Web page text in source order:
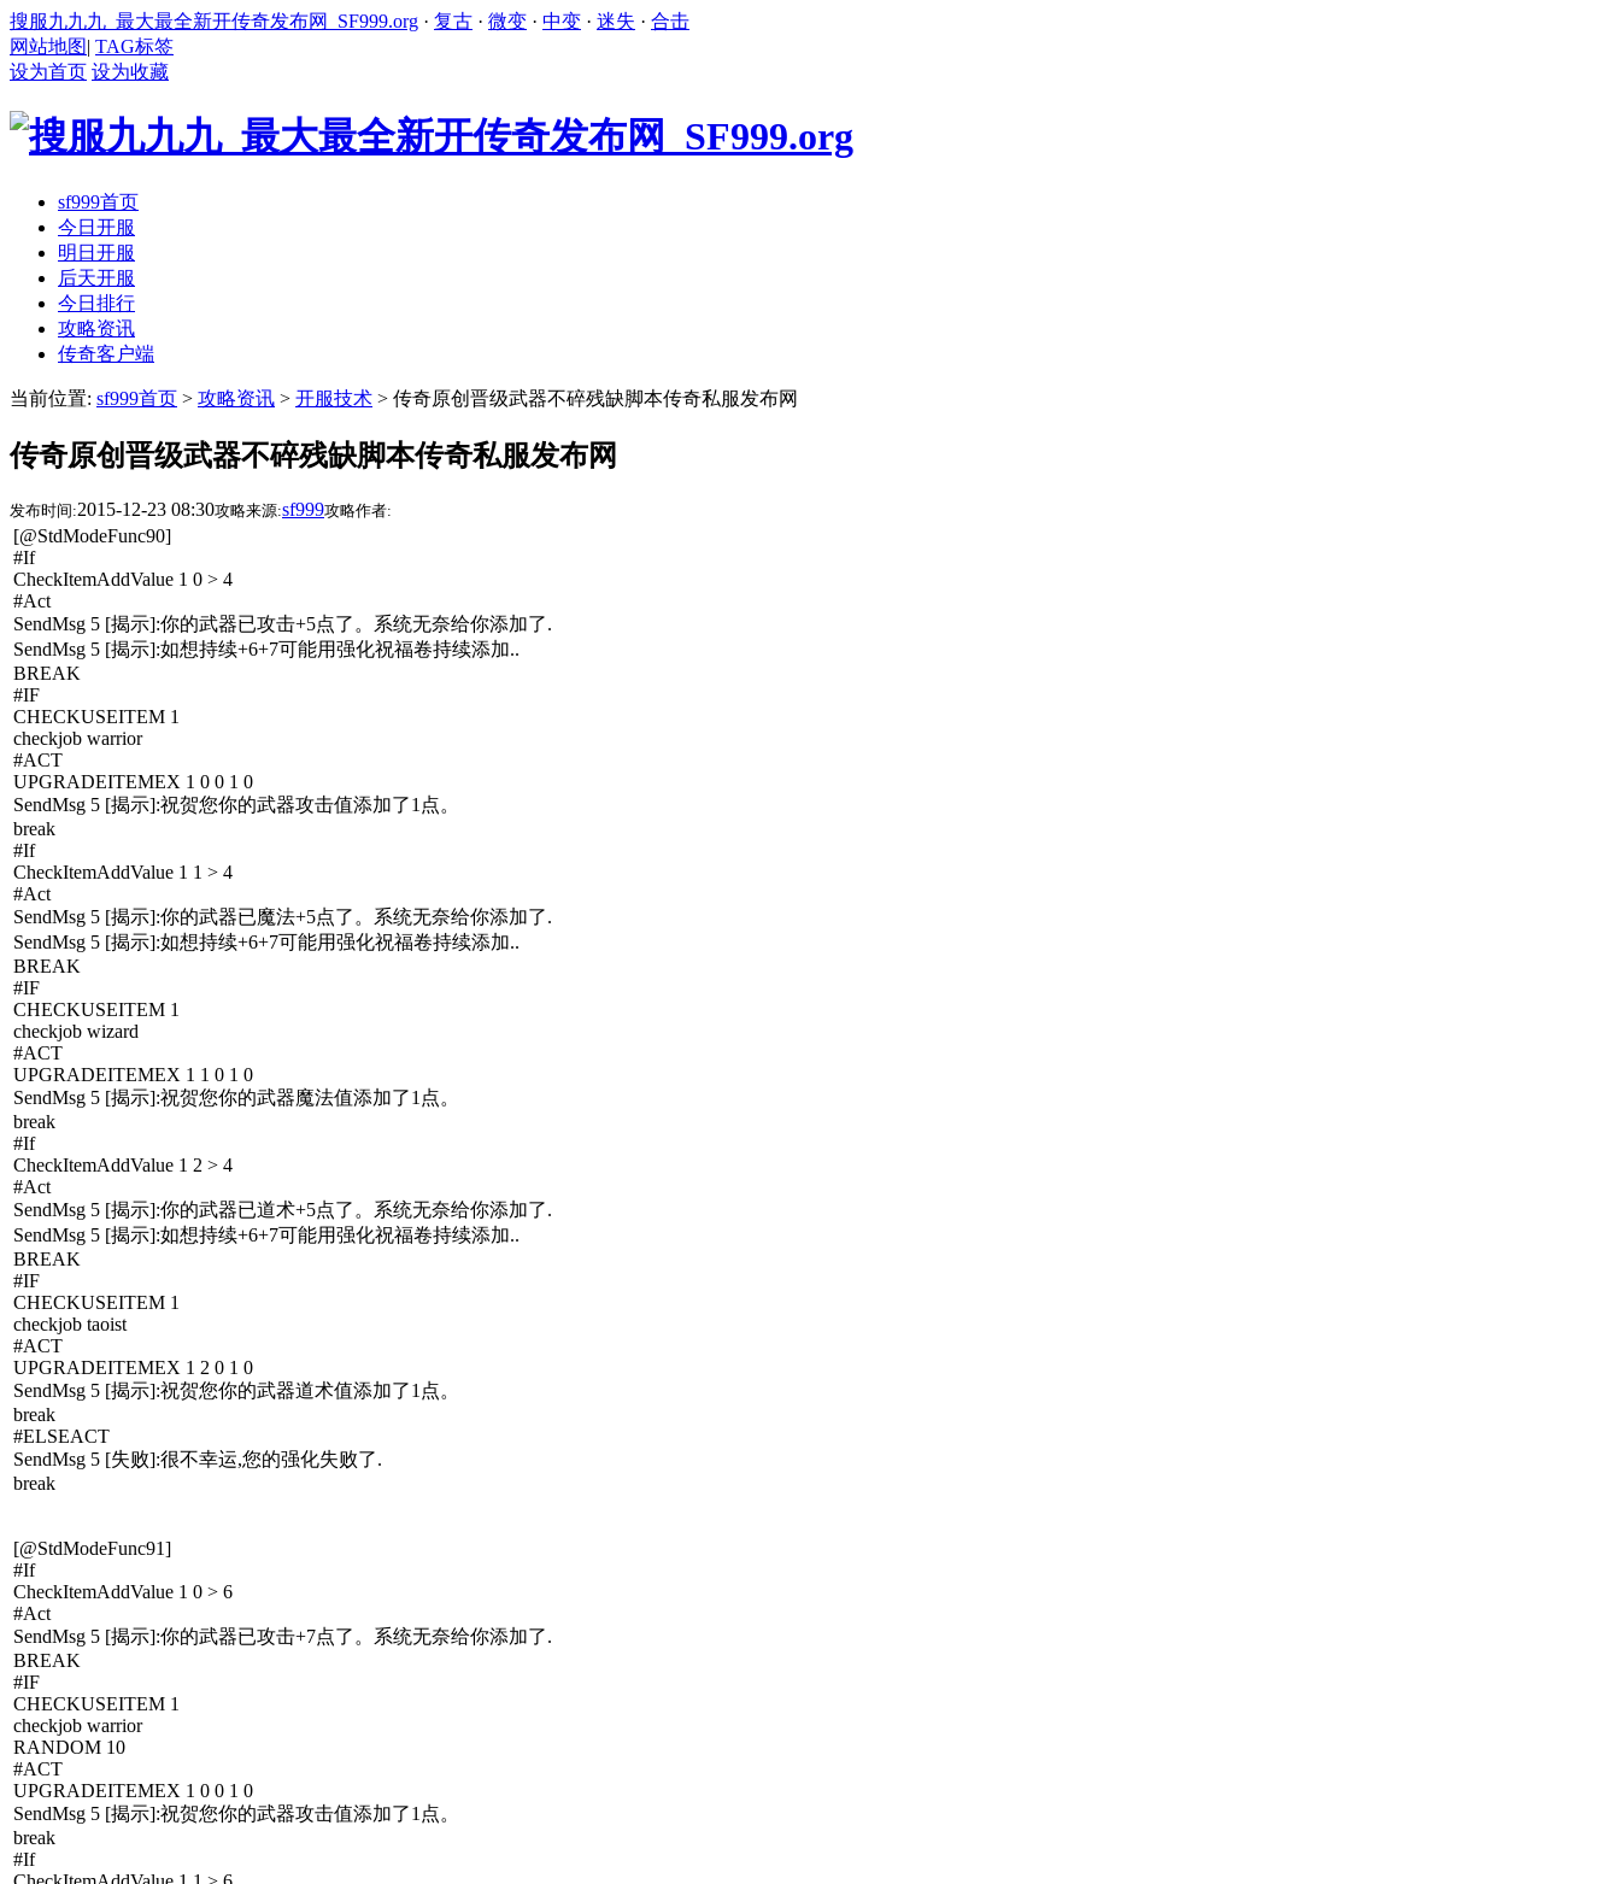
搜服九九九_最大最全新开传奇发布网_SF999.org · 复古 · 微变 · 中变 · 迷失 · 合击
网站地图| TAG标签
设为首页 设为收藏
sf999首页
今日开服
明日开服
后天开服
今日排行
攻略资讯
传奇客户端
当前位置: sf999首页 > 攻略资讯 > 开服技术 > 传奇原创晋级武器不碎残缺脚本传奇私服发布网
传奇原创晋级武器不碎残缺脚本传奇私服发布网
发布时间:2015-12-23 08:30攻略来源:sf999攻略作者:
[@StdModeFunc90]
#If
CheckItemAddValue 1 0 > 4
#Act
SendMsg 5 [揭示]:你的武器已攻击+5点了。系统无奈给你添加了.
SendMsg 5 [揭示]:如想持续+6+7可能用强化祝福卷持续添加..
BREAK
#IF
CHECKUSEITEM 1
checkjob warrior
#ACT
UPGRADEITEMEX 1 0 0 1 0
SendMsg 5 [揭示]:祝贺您你的武器攻击值添加了1点。
break
#If
CheckItemAddValue 1 1 > 4
#Act
SendMsg 5 [揭示]:你的武器已魔法+5点了。系统无奈给你添加了.
SendMsg 5 [揭示]:如想持续+6+7可能用强化祝福卷持续添加..
BREAK
#IF
CHECKUSEITEM 1
checkjob wizard
#ACT
UPGRADEITEMEX 1 1 0 1 0
SendMsg 5 [揭示]:祝贺您你的武器魔法值添加了1点。
break
#If
CheckItemAddValue 1 2 > 4
#Act
SendMsg 5 [揭示]:你的武器已道术+5点了。系统无奈给你添加了.
SendMsg 5 [揭示]:如想持续+6+7可能用强化祝福卷持续添加..
BREAK
#IF
CHECKUSEITEM 1
checkjob taoist
#ACT
UPGRADEITEMEX 1 2 0 1 0
SendMsg 5 [揭示]:祝贺您你的武器道术值添加了1点。
break
#ELSEACT
SendMsg 5 [失败]:很不幸运,您的强化失败了.
break
[@StdModeFunc91]
#If
CheckItemAddValue 1 0 > 6
#Act
SendMsg 5 [揭示]:你的武器已攻击+7点了。系统无奈给你添加了.
BREAK
#IF
CHECKUSEITEM 1
checkjob warrior
RANDOM 10
#ACT
UPGRADEITEMEX 1 0 0 1 0
SendMsg 5 [揭示]:祝贺您你的武器攻击值添加了1点。
break
#If